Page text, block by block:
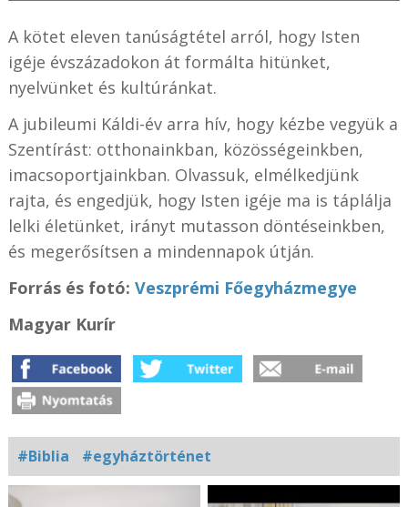
A kötet eleven tanúságtétel arról, hogy Isten
igéje évszázadokon át formálta hitünket,
nyelvünket és kultúránkat.
A jubileumi Káldi-év arra hív, hogy kézbe vegyük a
Szentírást: otthonainkban, közösségeinkben,
imacsoportjainkban. Olvassuk, elmélkedjünk
rajta, és engedjük, hogy Isten igéje ma is táplálja
lelki életünket, irányt mutasson döntéseinkben,
és megerősítsen a mindennapok útján.
Forrás és fotó: Veszprémi Főegyházmegye
Magyar Kurír
#Biblia #egyháztörténet